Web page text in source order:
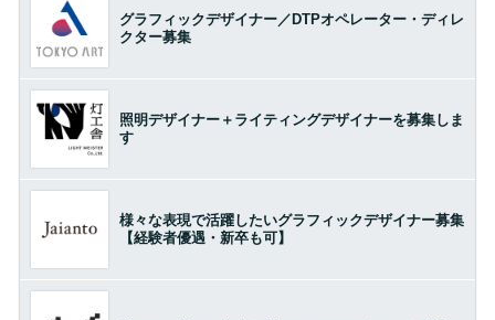
グラフィックデザイナー／DTPオペレーター・ディレ
クター募集
照明デザイナー＋ライティングデザイナーを募集しま
す
様々な表現で活躍したいグラフィックデザイナー募集
【経験者優遇・新卒も可】